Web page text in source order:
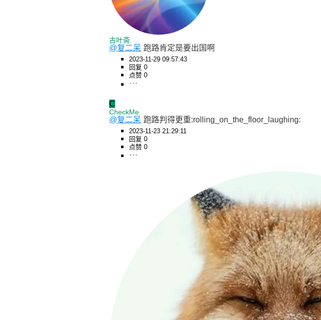
古叶斋
@复二呆 跑路肯定是要出国啊
2023-11-29 09:57:43
回复 0
点赞 0
C
CheckMe
@复二呆 跑路判得更重:rolling_on_the_floor_laughing:
2023-11-23 21:29:11
回复 0
点赞 0